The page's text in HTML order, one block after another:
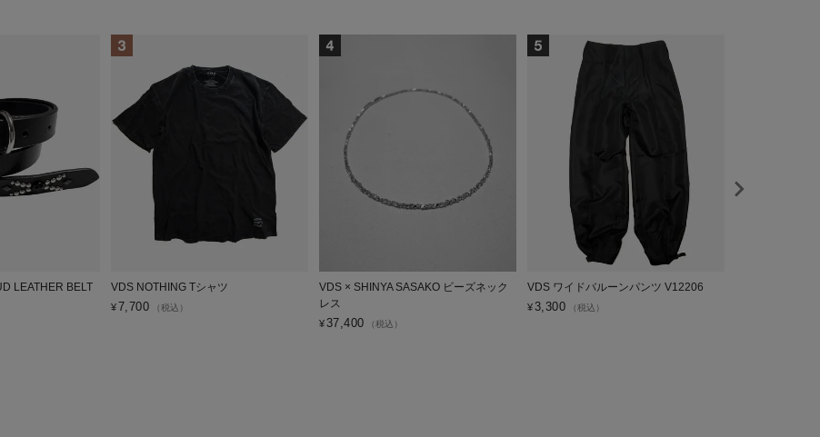
LEATHER BELT
VDS NOTHING Tシャツ
¥7,700 （税込）
VDS × SHINYA SASAKO ビーズネック
レス
¥ 37,400 （税込）
VDS ワイドバルーンパンツ V12206
¥ 3,300 （税込）